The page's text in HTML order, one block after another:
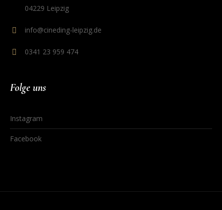
04229 Leipzig
info@cineding-leipzig.de
0341 23 959 474
Folge uns
Instagram
Facebook